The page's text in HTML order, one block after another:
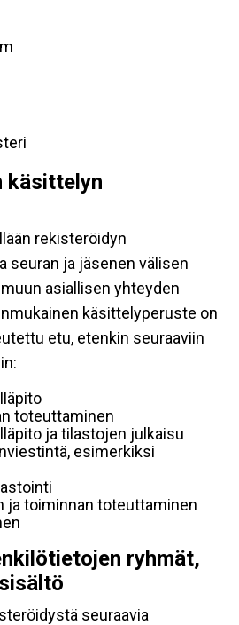
käsittelyn
rekisteröidyn
seuran ja jäsenen välisen
asiallisen yhteyden
käsittelyperuste on
etu, etenkin seuraaviin
toteuttaminen
ja tilastojen julkaisu
esimerkiksi
ja toiminnan toteuttaminen
ryhmät,
seuraavia